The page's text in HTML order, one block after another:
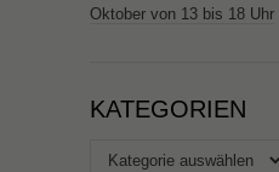
Oktober von 13 bis 18 Uhr
KATEGORIEN
Kategorien